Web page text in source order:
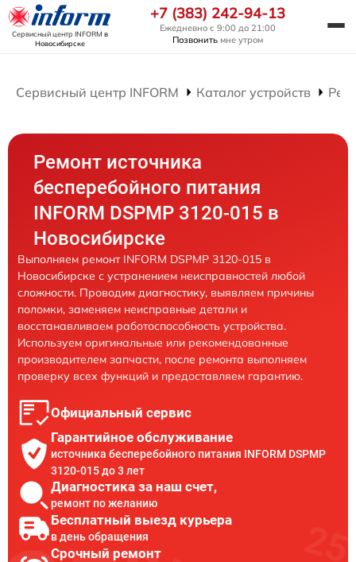
Сервисный центр INFORM в
Новосибирске
+7 (383) 242-94-13
Ежедневно с 9:00 до 21:00
Позвонить мне утром
Сервисный центр INFORM Каталог устройств
Ремонт источника
бесперебойного питания
INFORM DSPMP 3120-015 в
Новосибирске
Выполняем ремонт INFORM DSPMP 3120-015 в
Новосибирске с устранением неисправностей любой
сложности. Проводим диагностику, выявляем причины
поломки, заменяем неисправные детали и
восстанавливаем работоспособность устройства.
Используем оригинальные или рекомендованные
производителем запчасти, после ремонта выполняем
проверку всех функций и предоставляем гарантию.
Официальный сервис
Гарантийное обслуживание
источника бесперебойного питания INFORM DSPMP
3120-015 до 3 лет
Диагностика за наш счет,
ремонт по желанию
Бесплатный выезд курьера
в день обращения
Срочный ремонт